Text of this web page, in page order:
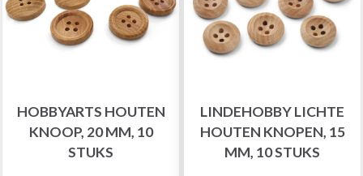
HOBBYARTS HOUTEN
KNOOP, 20 MM, 10
STUKS
LINDEHOBBY LICHTE
HOUTEN KNOPEN, 15
MM, 10 STUKS